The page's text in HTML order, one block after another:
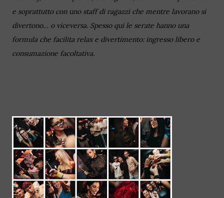
e soprattutto con uno staff di ragazzi che mentre lavorano si
divertono… o viceversa. Spesso qui le serate hanno una
formula che facilita relax e divertimento: ingresso libero e
consumazione facoltativa.